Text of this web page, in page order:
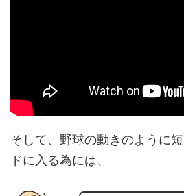
そして、野球の動きのように
ドに入る為には、